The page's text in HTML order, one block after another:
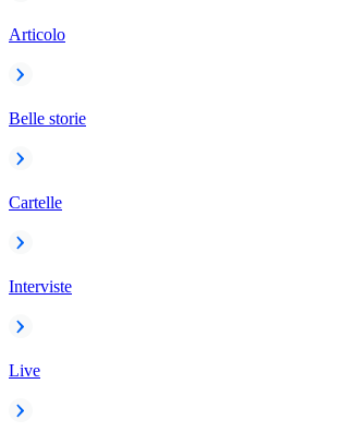
Articolo
Belle storie
Cartelle
Interviste
Live